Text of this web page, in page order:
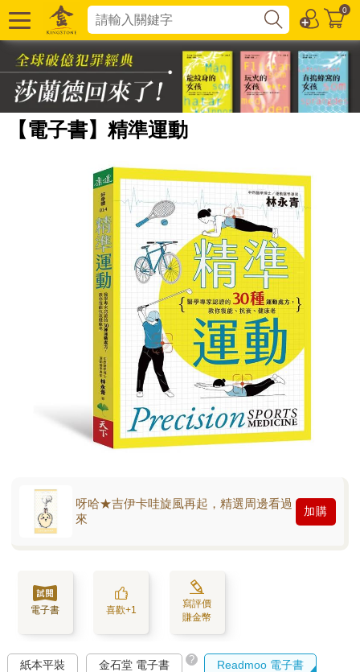
0
【電子書】精準運動
呀哈★吉伊卡哇旋風再起，精選周邊看過
來
加購
電子書 喜歡+1
寫評價
賺金幣
紙本平裝 金石堂 電子書 ? Readmoo 電子書